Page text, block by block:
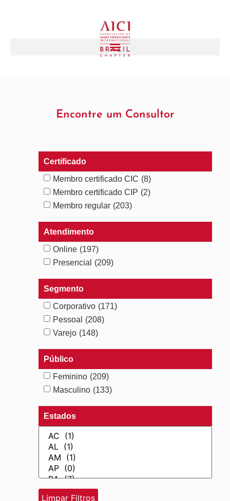
Encontre um Consultor
Certificado
Membro certificado CIC (8)
Membro certificado CIP (2)
Membro regular (203)
Atendimento
Online (197)
Presencial
(209)
Segmento
Corporativo (171)
Pessoal
(208)
Varejo (148)
Público
Feminino (209)
Masculino (133)
Estados